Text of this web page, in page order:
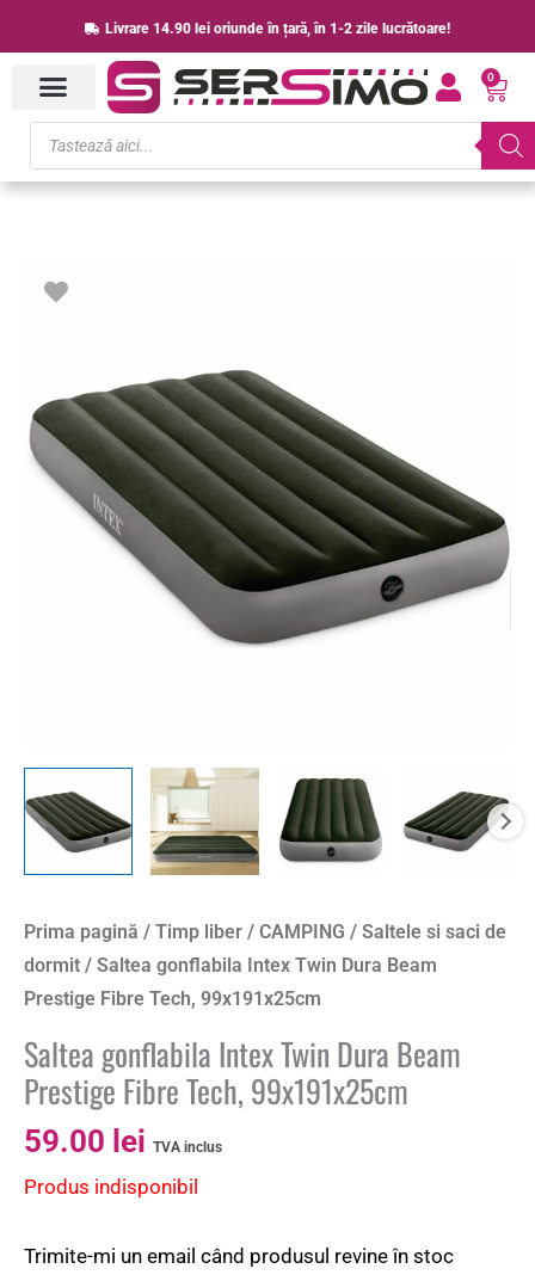
to
content
Livrare 14.90 lei oriunde în țară, în 1-2 zile lucrătoare!
0
Cart
Products
search
Prima pagină / Timp liber / CAMPING / Saltele si saci de
dormit / Saltea gonflabila Intex Twin Dura Beam
Prestige Fibre Tech, 99x191x25cm
Saltea gonflabila Intex Twin Dura Beam
Prestige Fibre Tech, 99x191x25cm
59.00 lei TVA inclus
Produs indisponibil
Trimite-mi un email când produsul revine în stoc